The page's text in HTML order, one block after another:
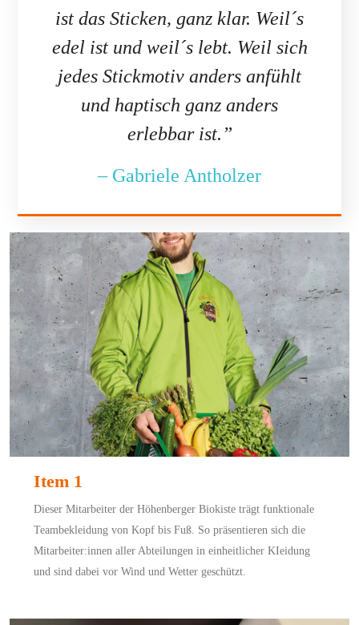
ist das Sticken, ganz klar. Weil´s
edel ist und weil´s lebt. Weil sich
jedes Stickmotiv anders anfühlt
und haptisch ganz anders
erlebbar ist.”
– Gabriele Antholzer
Item 1
Dieser Mitarbeiter der Höhenberger Biokiste trägt funktionale
Teambekleidung von Kopf bis Fuß. So präsentieren sich die
Mitarbeiter:innen aller Abteilungen in einheitlicher KIeidung
und sind dabei vor Wind und Wetter geschützt.